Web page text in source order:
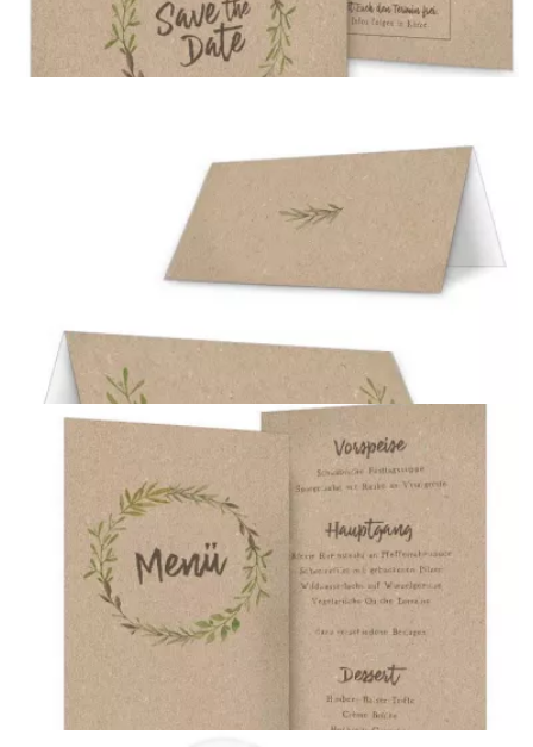
Save the Date Karte
Tischkarten